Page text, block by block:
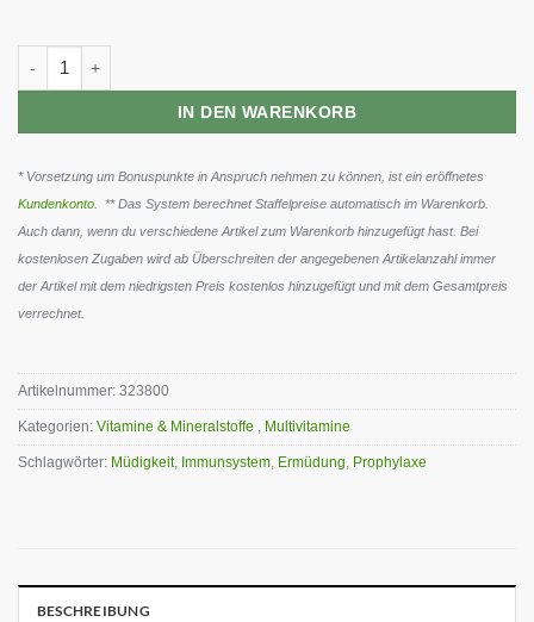
Scitec Multi Pro Plus 30 Packs Menge
IN DEN WARENKORB
* Vorsetzung um Bonuspunkte in Anspruch nehmen zu können, ist ein eröffnetes
Kundenkonto . ** Das System berechnet Staffelpreise automatisch im Warenkorb.
Auch dann, wenn du verschiedene Artikel zum Warenkorb hinzugefügt hast. Bei
kostenlosen Zugaben wird ab Überschreiten der angegebenen Artikelanzahl immer
der Artikel mit dem niedrigsten Preis kostenlos hinzugefügt und mit dem Gesamtpreis
verrechnet.
Artikelnummer: 323800
Kategorien: Vitamine & Mineralstoffe , Multivitamine
Schlagwörter: Müdigkeit, Immunsystem, Ermüdung, Prophylaxe
BESCHREIBUNG